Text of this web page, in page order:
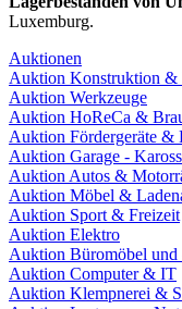
Luxemburg.
Auktionen
Auktion Konstruktion &
Auktion Werkzeuge
Auktion HoReCa &
Auktion Fördergeräte &
Auktion Garage -
Auktion Autos &
Auktion Möbel &
Auktion Sport & Freizeit
Auktion Elektro
Auktion Büromöbel und
Auktion Computer & IT
Auktion Klempnerei &